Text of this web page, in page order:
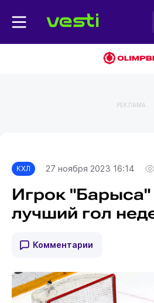
РЕКЛАМА
КХЛ 27 ноября 2023 16:14
Игрок "Барыса"
лучший гол
Комментарии